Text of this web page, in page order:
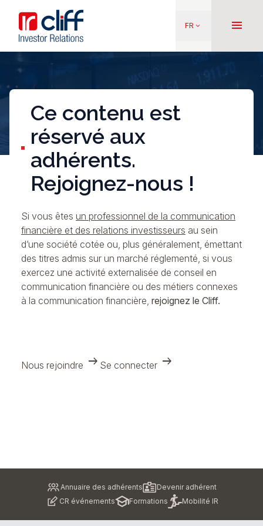
contenu
principal
Aller directement au contenu
FR keyboard_arrow_down menu
Ce contenu est
réservé aux
adhérents.
Rejoignez-nous !
Si vous êtes un professionnel de la communication
financière et des relations investisseurs au sein
d’une société cotée ou, plus généralement, émettant
des titres admis sur un marché réglementé, si vous
exercez une activité externalisée de conseil en
communication financière ou des métiers connexes
à la communication financière, rejoignez le Cliff.
Nous rejoindre arrow_right_alt Se connecter arrow_right_alt
Annuaire des adhérents
Devenir adhérent
CR événements
Formations Mobilité IR